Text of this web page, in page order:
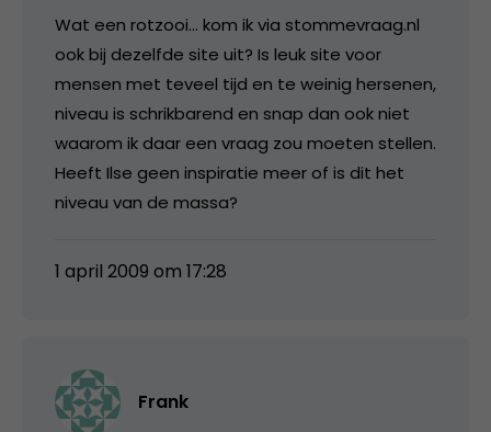
Wat een rotzooi… kom ik via stommevraag.nl
ook bij dezelfde site uit? Is leuk site voor
mensen met teveel tijd en te weinig hersenen,
niveau is schrikbarend en snap dan ook niet
waarom ik daar een vraag zou moeten stellen.
Heeft Ilse geen inspiratie meer of is dit het
niveau van de massa?
1 april 2009 om 17:28
Frank